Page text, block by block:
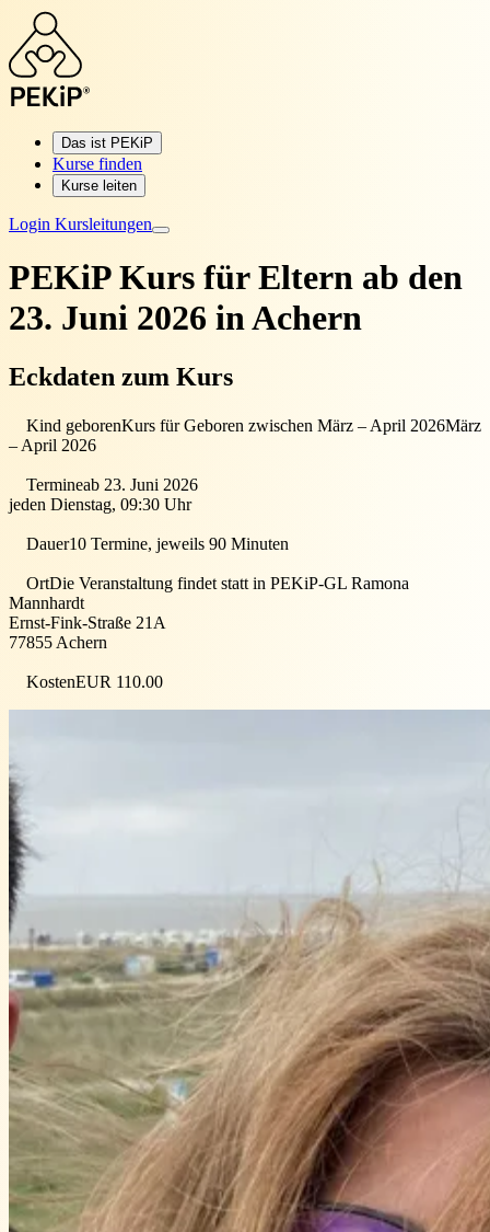
Das ist PEKiP
Kurse finden
Kurse leiten
Login Kursleitungen
PEKiP Kurs für Eltern ab den
23. Juni 2026 in Achern
Eckdaten zum Kurs
Kind geborenKurs für Geboren zwischen März – April 2026März
– April 2026
Termineab 23. Juni 2026
jeden Dienstag, 09:30 Uhr
Dauer10 Termine, jeweils 90 Minuten
OrtDie Veranstaltung findet statt in PEKiP-GL Ramona
Mannhardt
Ernst-Fink-Straße 21A
77855 Achern
KostenEUR 110.00